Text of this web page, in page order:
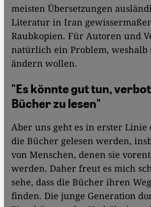
meisten Übersetzungen
Literatur in Iran
Raubkopien. Für Autoren und
natürlich ein Problem, weshalb
ändern wollen.
"Es könnte gut tun,
Bücher zu lesen"
Aber uns geht es in erster Linie
die Bücher gelesen werden,
von Menschen, denen sie
werden. Daher freut es mich
sehe, dass die Bücher ihren
finden. Die junge Generation